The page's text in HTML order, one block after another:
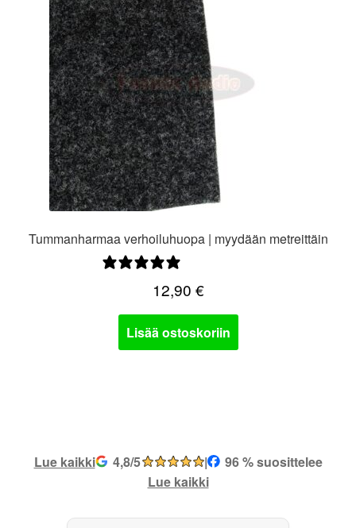
Tummanharmaa verhoiluhuopa | myydään metreittäin
12,90 €
Lisää ostoskoriin
Lue kaikki 4,8/5 |
96 % suosittelee
Lue kaikki